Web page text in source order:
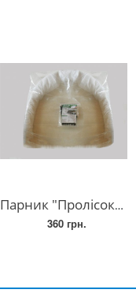
Парник "Пролісок" 4 метри
360 грн.